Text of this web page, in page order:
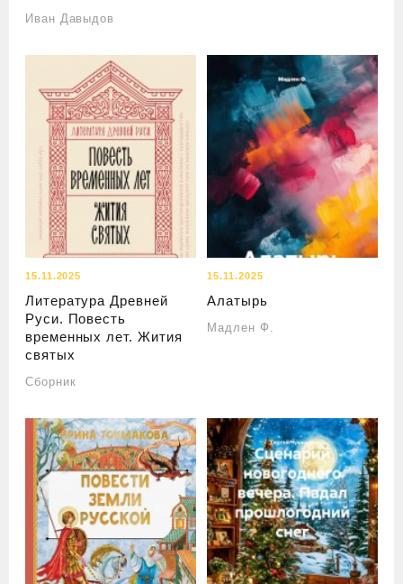
Иван Давыдов
15.11.2025
Литература Древней
Руси. Повесть
временных лет. Жития
святых
Сборник
15.11.2025
Алатырь
Мадлен Ф.